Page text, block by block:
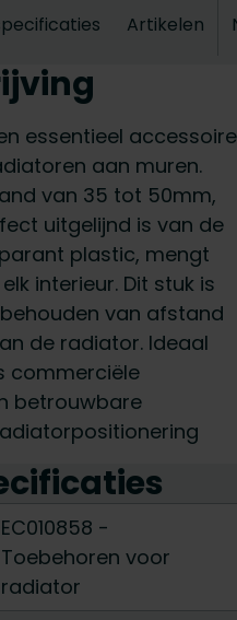
Artikelen
essentieel accessoire
aan muren.
van 35 tot 50mm,
uitgelijnd is van de
plastic, mengt
interieur. Dit stuk is
van afstand
de radiator. Ideaal
commerciële
betrouwbare
EC010858 -
Toebehoren voor
radiator